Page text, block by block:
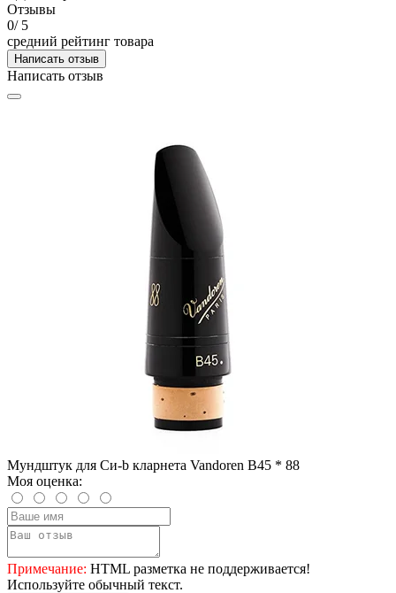
Отзывы
0/ 5
средний рейтинг товара
Написать отзыв
Написать отзыв
Мундштук для Си-b кларнета Vandoren B45 * 88
Моя оценка:
Примечание: HTML разметка не поддерживается!
Используйте обычный текст.